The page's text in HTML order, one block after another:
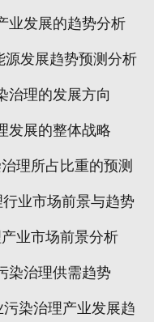
业发展的趋势分析
源发展趋势预测分析
治理的发展方向
发展的整体战略
理所占比重的预测
业市场前景与趋势
业市场前景分析
染治理供需趋势
染治理产业发展趋